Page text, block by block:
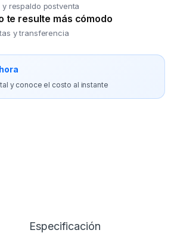
y respaldo postventa
te resulte más cómodo
y transferencia
y conoce el costo al instante
Especificación